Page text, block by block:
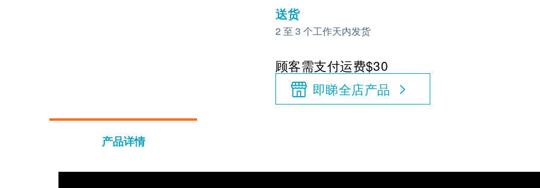
送货
2 至 3 个工作天内发货
顾客需支付运费$30
即睇全店产品
产品详情